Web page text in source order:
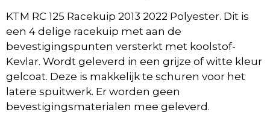
KTM RC 125 Racekuip 2013 2022 Polyester. Dit is
een 4 delige racekuip met aan de
bevestigingspunten versterkt met koolstof-
Kevlar. Wordt geleverd in een grijze of witte kleur
gelcoat. Deze is makkelijk te schuren voor het
latere spuitwerk. Er worden geen
bevestigingsmaterialen mee geleverd.